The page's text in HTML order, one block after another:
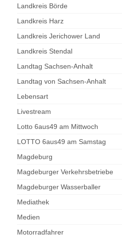
Landkreis Börde
Landkreis Harz
Landkreis Jerichower Land
Landkreis Stendal
Landtag Sachsen-Anhalt
Landtag von Sachsen-Anhalt
Lebensart
Livestream
Lotto 6aus49 am Mittwoch
LOTTO 6aus49 am Samstag
Magdeburg
Magdeburger Verkehrsbetriebe
Magdeburger Wasserballer
Mediathek
Medien
Motorradfahrer